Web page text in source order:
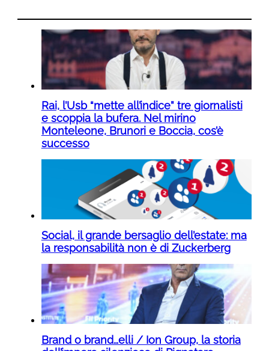
Rai, l’Usb “mette all’indice” tre giornalisti
e scoppia la bufera. Nel mirino
Monteleone, Brunori e Boccia, cos’è
successo
Social, il grande bersaglio dell’estate: ma
la responsabilità non è di Zuckerberg
Brand o brand…elli / Ion Group, la storia